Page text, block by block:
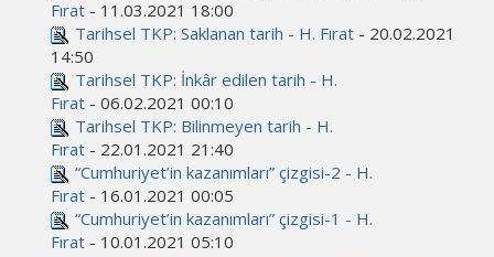
Fırat - 11.03.2021 18:00
Tarihsel TKP: Saklanan tarih - H. Fırat - 20.02.2021
14:50
Tarihsel TKP: İnkâr edilen tarih - H.
Fırat - 06.02.2021 00:10
Tarihsel TKP: Bilinmeyen tarih - H.
Fırat - 22.01.2021 21:40
“Cumhuriyet’in kazanımları” çizgisi-2 - H.
Fırat - 16.01.2021 00:05
“Cumhuriyet’in kazanımları” çizgisi-1 - H.
Fırat - 10.01.2021 05:10